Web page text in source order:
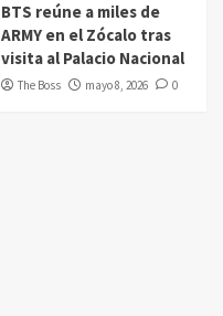
BTS reúne a miles de
ARMY en el Zócalo tras
visita al Palacio Nacional
The Boss mayo 8, 2026 0